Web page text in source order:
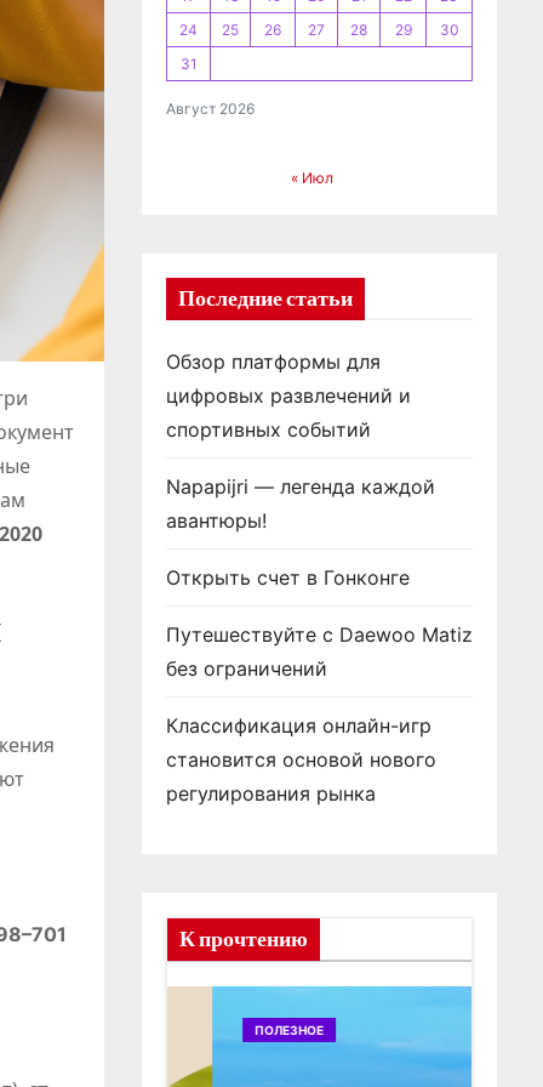
Август 2026
24
25 26 27 28 29
30
31
« Июл
Последние статьи
Обзор платформы для
цифровых развлечений и
спортивных событий
Napapijri — легенда каждой
авантюры!
Открыть счет в Гонконге
Путешествуйте с Daewoo Matiz
без ограничений
Классификация онлайн-игр
становится основой нового
регулирования рынка
К прочтению
ПОЛЕЗНОЕ